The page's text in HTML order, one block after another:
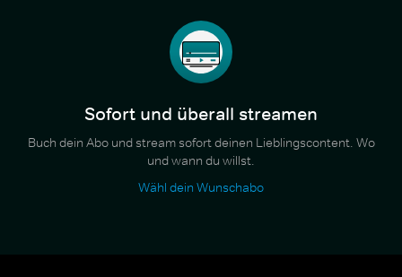
Sofort und überall streamen
Buch dein Abo und stream sofort deinen Lieblingscontent. Wo
und wann du willst.
Wähl dein Wunschabo